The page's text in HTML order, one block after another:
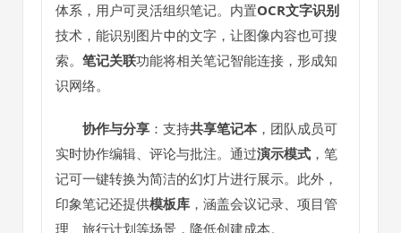
体系，用户可灵活组织笔记。内置OCR文字识别
技术，能识别图片中的文字，让图像内容也可搜
索。 笔记关联功能将相关笔记智能连接，形成知
识网络。
协作与分享 ：支持共享笔记本，团队成员可
实时协作编辑、评论与批注。通过演示模式 ，笔
记可一键转换为简洁的幻灯片进行展示。此外，
印象笔记还提供模板库 ，涵盖会议记录、项目管
理、旅行计划等场景，降低创建成本。